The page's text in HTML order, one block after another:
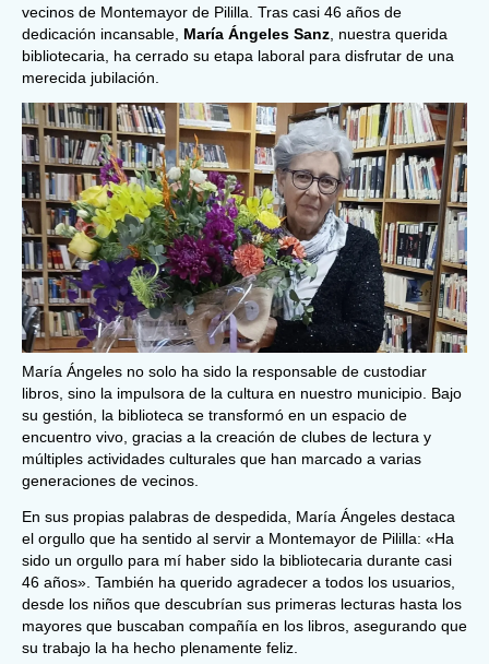
vecinos de Montemayor de Pililla. Tras casi 46 años de
dedicación incansable, María Ángeles Sanz , nuestra querida
bibliotecaria, ha cerrado su etapa laboral para disfrutar de una
merecida jubilación.
María Ángeles no solo ha sido la responsable de custodiar
libros, sino la impulsora de la cultura en nuestro municipio. Bajo
su gestión, la biblioteca se transformó en un espacio de
encuentro vivo, gracias a la creación de clubes de lectura y
múltiples actividades culturales que han marcado a varias
generaciones de vecinos.
En sus propias palabras de despedida, María Ángeles destaca
el orgullo que ha sentido al servir a Montemayor de Pililla: «Ha
sido un orgullo para mí haber sido la bibliotecaria durante casi
46 años». También ha querido agradecer a todos los usuarios,
desde los niños que descubrían sus primeras lecturas hasta los
mayores que buscaban compañía en los libros, asegurando que
su trabajo la ha hecho plenamente feliz.